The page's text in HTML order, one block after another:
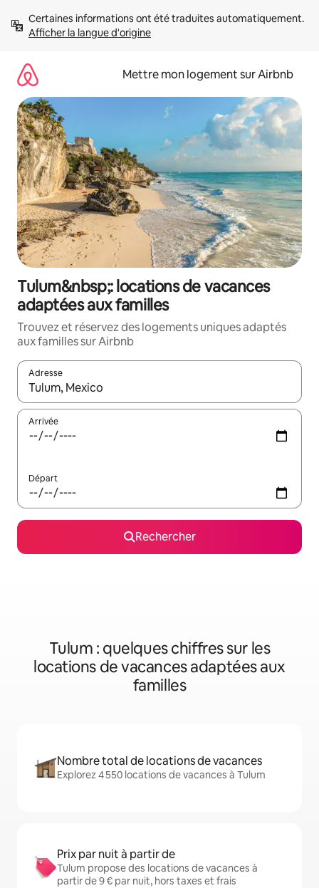
directement
Afficher la langue d'origine
Mettre mon logement sur Airbnb
Tulum&nbsp;: locations de vacances
adaptées aux familles
Trouvez et réservez des logements uniques adaptés
aux familles sur Airbnb
Adresse
Lorsque les résultats s'affichent, utilisez les flèches vers le
Arrivée
Départ
Rechercher
Tulum : quelques chiffres sur les
locations de vacances adaptées aux
familles
Nombre total de locations de vacances
Explorez 4 550 locations de vacances à Tulum
Prix par nuit à partir de
Tulum propose des locations de vacances à
partir de 9 € par nuit, hors taxes et frais